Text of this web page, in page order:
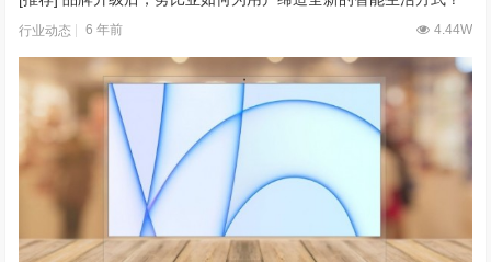
行业动态 6 年前 4.44W